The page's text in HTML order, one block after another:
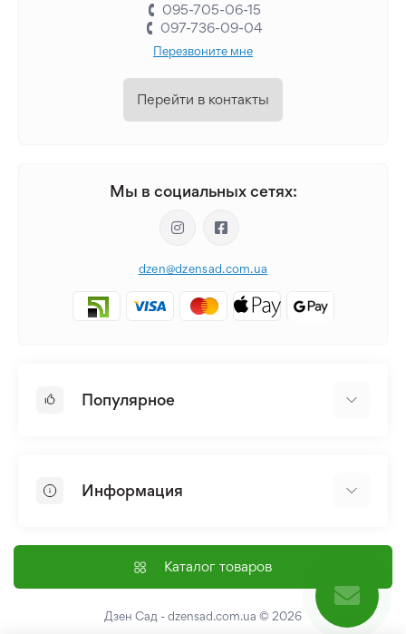
095-705-06-15
097-736-09-04
Перезвоните мне
Перейти в контакты
Мы в социальных сетях:
dzen@dzensad.com.ua
Популярное
Лилия
Семена
Информация
Доставка и оплата
Контакты
Каталог товаров
Дзен Сад - dzensad.com.ua © 2026